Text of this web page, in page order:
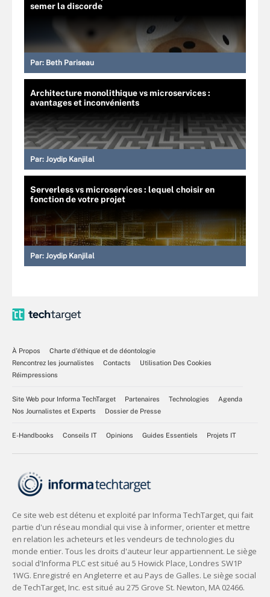
semer la discorde
Par: Beth Pariseau
Architecture monolithique vs microservices :
avantages et inconvénients
Par: Joydip Kanjilal
Serverless vs microservices : lequel choisir en
fonction de votre projet
Par: Joydip Kanjilal
À Propos
Charte d’éthique et de déontologie
Rencontrez les journalistes
Contacts
Utilisation Des Cookies
Réimpressions
Site Web pour Informa TechTarget Partenaires Technologies
Agenda
Nos Journalistes et Experts
Dossier de Presse
E-Handbooks Conseils IT Opinions Guides Essentiels Projets IT